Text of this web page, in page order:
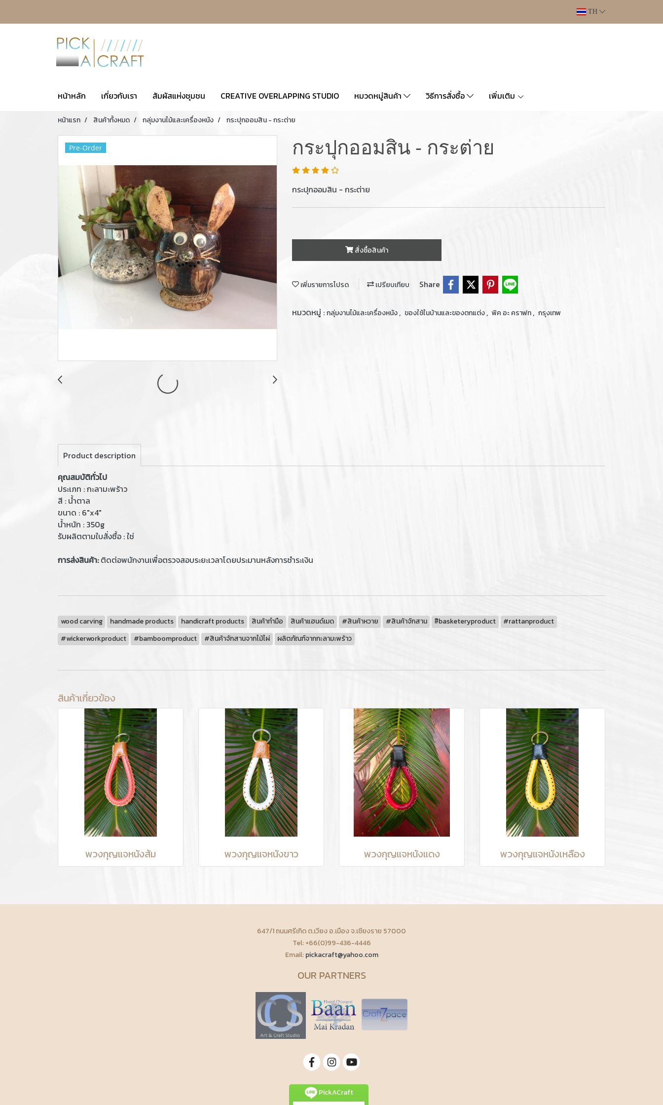
TH
หน้าหลัก เกี่ยวกับเรา สัมผัสแห่งชุมชน CREATIVE OVERLAPPING STUDIO หมวดหมู่สินค้า วิธีการสั่งซื้อ เพิ่มเติม
หน้าแรก สินค้าทั้งหมด กลุ่มงานไม้และเครื่องหนัง กระปุกออมสิน - กระต่าย
Pre-Order กระปุกออมสิน - กระต่าย
กระปุกออมสิน - กระต่าย
สั่งซื้อสินค้า
เพิ่มรายการโปรด เปรียบเทียบ Share
หมวดหมู่ :กลุ่มงานไม้และเครื่องหนัง, ของใช้ในบ้านและของตกแต่ง, พิค อะ คราฟท, กรุงเทพ
Product description
คุณสมบัติทั่วไป
ประเภท : กะลามะพร้าว
สี : น้ำตาล
ขนาด : 6"x4"
น้ำหนัก : 350g
รับผลิตตามใบสั่งซื้อ : ใช่
การส่งสินค้า:ติดต่อพนักงานเพื่อตรวจสอบระยะเวลาโดยประมานหลังการชำระเงิน
wood carving handmade products handicraft products สินค้าทำมือ สินค้าแฮนด์เมด #สินค้าหวาย #สินค้าจักสาน #ิbasketeryproduct
#rattanproduct
#wickerworkproduct
#bamboomproduct #สินค้าจักสานจากไม้ไผ่ ผลิตภัณฑ์จากกะลามะพร้าว
สินค้าเกี่ยวข้อง
พวงกุญแจหนังส้ม พวงกุญแจหนังขาว พวงกุญแจหนังแดง พวงกุญแจหนังเหลือง
647/1 ถนนศรีเกิด ต.เวียง อ.เมือง จ.เชียงราย 57000
Tel: +66(0)99-436-4446
Email:pickacraft@yahoo.com
OUR PARTNERS
PickACraft